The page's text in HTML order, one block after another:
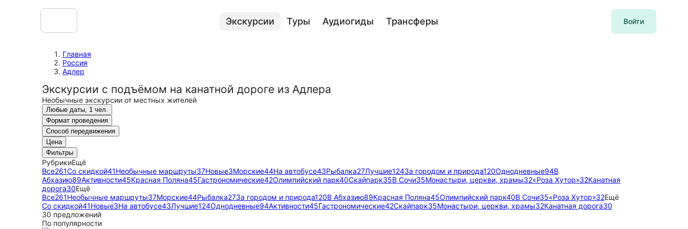
Экскурсии Туры Аудиогиды Трансферы Войти
Главная
Россия
Адлер
Экскурсии с подъёмом на канатной дороге из Адлера
Необычные экскурсии от местных жителей
Любые даты, 1 чел.
Формат проведения
Способ передвижения
Цена
Фильтры
РубрикиЕщё
Все261Со скидкой41Необычные маршруты37Новые3Морские44На автобусе43Рыбалка27Лучшие124За городом и природа120Однодневные94В
Абхазию89Активности45Красная Поляна45Гастрономические42Олимпийский парк40Скайпарк35В Сочи35Монастыри, церкви, храмы32«Роза Хутор»32Канатная
дорога30Ещё
Все261Необычные маршруты37Морские44Рыбалка27За городом и природа120В Абхазию89Красная Поляна45Олимпийский парк40В Сочи35«Роза Хутор»32Ещё
Со скидкой41Новые3На автобусе43Лучшие124Однодневные94Активности45Гастрономические42Скайпарк35Монастыри, церкви, храмы32Канатная дорога30
30 предложений
По популярности